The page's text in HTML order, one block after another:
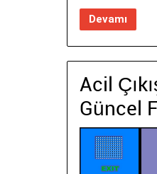
Devamı
Acil
Güncel